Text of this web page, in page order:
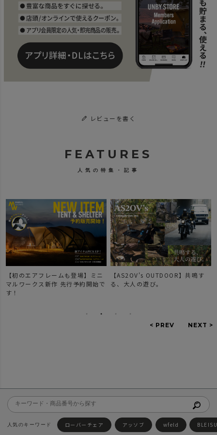
レビューを書く
FEATURES
人気の特集・記事
【初のエアフレームも登場】ミニ
マルワークス新作 先行予約開始で
す！
【AS2OV's OUTDOOR】共鳴す
る、大人の遊び。
ローバーチェア アッソブ wfeld